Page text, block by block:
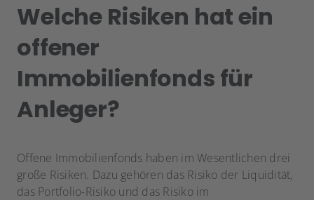
Welche Risiken hat ein
offener
Immobilienfonds für
Anleger?
Offene Immobilienfonds haben im Wesentlichen drei
große Risiken. Dazu gehören das Risiko der Liquidität,
das Portfolio-Risiko und das Risiko im